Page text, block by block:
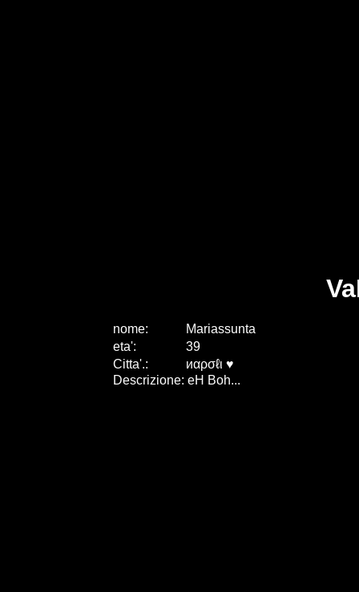
nome:
Mariassunta
eta':
39
Citta'.:
иαρσℓι ♥
Descrizione: eH Boh...